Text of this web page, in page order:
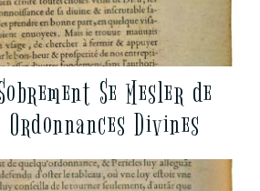
Se Mesler de
Divines